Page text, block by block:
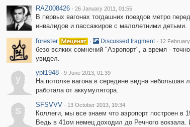
RAZ008426 · 26 January 2011, 01:55
В первых вагонах тогдашних поездов метро
инвалидов и пассажиров с малолетними детьми.
forester
· Discussed fragment · 12
безо всяких сомнений "Аэропорт", а время -
увидел.
y
ypt1948 · 9 June 2013, 01:39
На потолке вагона в середине видна небольшая
работала от аккумулятора.
S
SFSVVV · 13 October 2013, 19:34
Коллеги, мы все знаем что аэропорт построен в
Ведь в 41ом немец доходил до Речного